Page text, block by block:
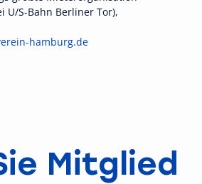
U/S-Bahn Berliner Tor),
hamburg.de
Mitglied